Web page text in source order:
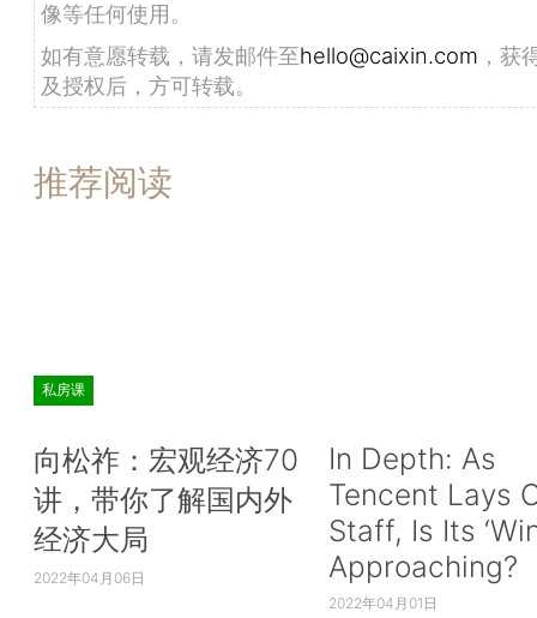
如需了解更多信息，敬请垂询:
财新传媒 马玲
电邮：lingma@caixin.com
像等任何使用。
如有意愿转载，请发邮件至hello@caixin.com ，获
及授权后，方可转载。
推荐阅读
私房课
向松祚：宏观经济70
讲，带你了解国内外
经济大局
2022年04月06日
In Depth: As
Tencent Lays
Staff, Is Its
Approaching?
2022年04月01日